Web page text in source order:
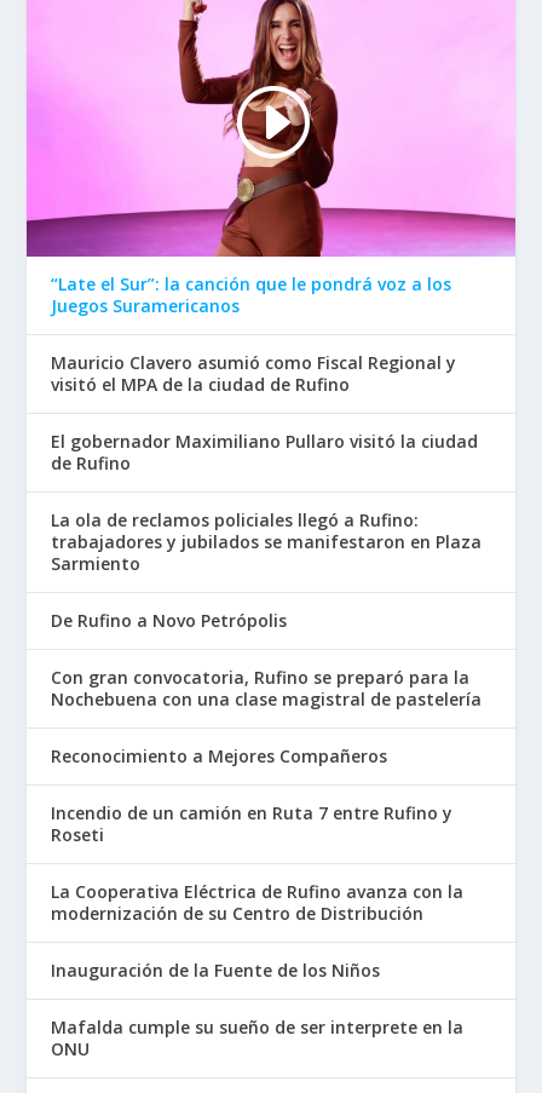
“Late el Sur”: la canción que le pondrá voz a los
Juegos Suramericanos
Mauricio Clavero asumió como Fiscal Regional y
visitó el MPA de la ciudad de Rufino
El gobernador Maximiliano Pullaro visitó la ciudad
de Rufino
La ola de reclamos policiales llegó a Rufino:
trabajadores y jubilados se manifestaron en Plaza
Sarmiento
De Rufino a Novo Petrópolis
Con gran convocatoria, Rufino se preparó para la
Nochebuena con una clase magistral de pastelería
Reconocimiento a Mejores Compañeros
Incendio de un camión en Ruta 7 entre Rufino y
Roseti
La Cooperativa Eléctrica de Rufino avanza con la
modernización de su Centro de Distribución
Inauguración de la Fuente de los Niños
Mafalda cumple su sueño de ser interprete en la
ONU